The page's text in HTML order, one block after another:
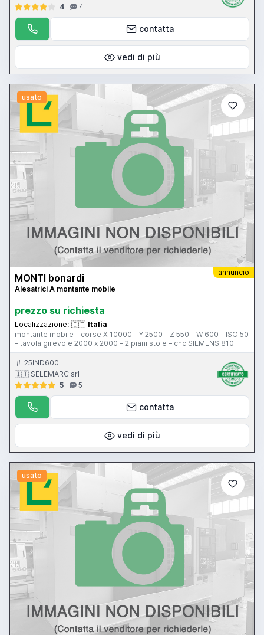
fresatura verticale - potenza motore mandrino 38 kw - CNC
Heidenhain TNC 150
4
4
contatta
vedi di più
usato
annuncio
MONTI bonardi
Alesatrici A montante mobile
prezzo su richiesta
Localizzazione: 🇮🇹 Italia
montante mobile – corse X 10000 – Y 2500 – Z 550 – W 600 – ISO 50
– tavola girevole 2000 x 2000 – 2 piani stole – cnc SIEMENS 810
25IND600
🇮🇹 SELEMARC srl
5
5
contatta
vedi di più
usato